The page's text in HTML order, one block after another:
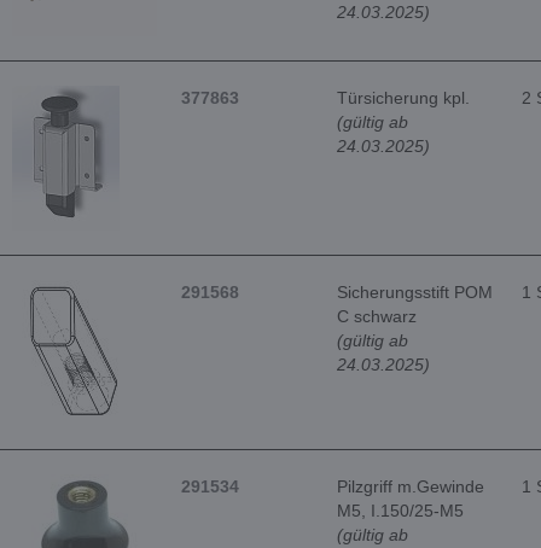
24.03.2025)
377863
Türsicherung kpl.
(gültig ab
24.03.2025)
2
291568
Sicherungsstift POM
C schwarz
(gültig ab
24.03.2025)
1
291534
Pilzgriff m.Gewinde
M5, I.150/25-M5
(gültig ab
1